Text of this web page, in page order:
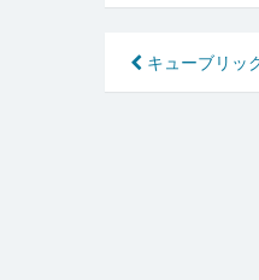
投
稿
キューブリッ